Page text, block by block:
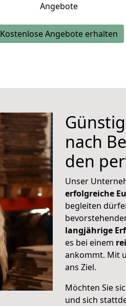
Angebote
Kostenlose Angebote erhalten
nach
den
Unser
erfolgreiche
begleiten
langjährige
es bei einem
ankommt. Mit
ans Ziel.
Möchten Sie
und sich